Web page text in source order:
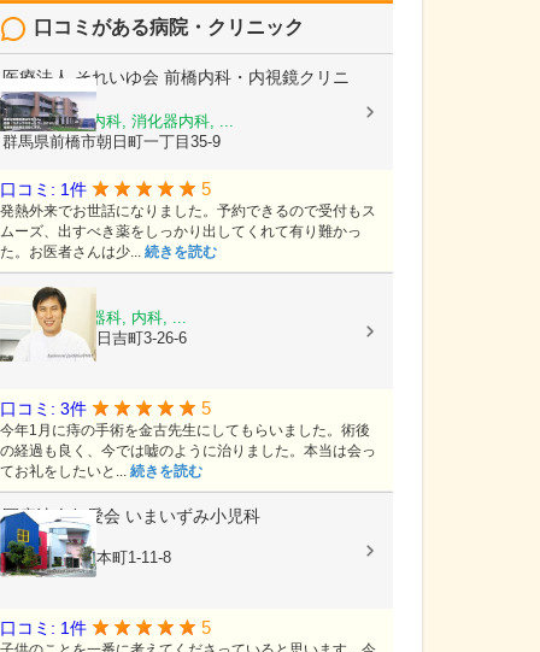
口コミがある病院・クリニック
医療法人 それいゆ会 前橋内科・内視鏡クリニ
ック
内科, 循環器内科, 消化器内科, ...
群馬県前橋市朝日町一丁目35-9
口コミ: 1件 5
発熱外来でお世話になりました。予約できるので受付もス
ムーズ、出すべき薬をしっかり出してくれて有り難かっ
た。お医者さんは少... 続きを読む
金古医院
肛門科, 消化器科, 内科, ...
群馬県前橋市日吉町3-26-6
口コミ: 3件 5
今年1月に痔の手術を金古先生にしてもらいました。術後
の経過も良く、今では嘘のように治りました。本当は会っ
てお礼をしたいと... 続きを読む
医療法人仁愛会 いまいずみ小児科
内科, 小児科
群馬県前橋市本町1-11-8
口コミ: 1件 5